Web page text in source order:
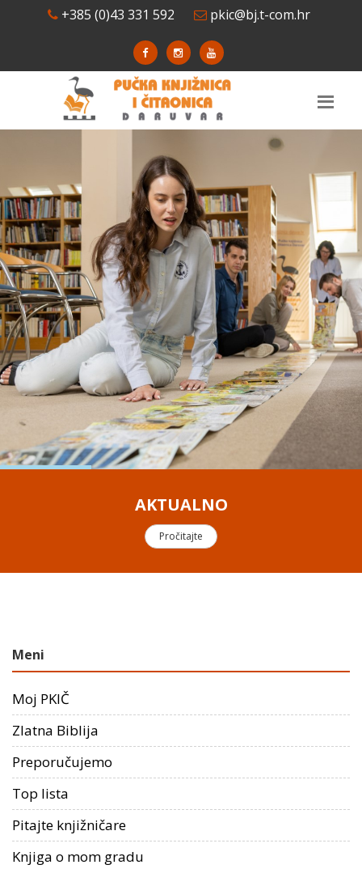
+385 (0)43 331 592 pkic@bj.t-com.hr
AKTUALNO
Pročitajte
Meni
Moj PKIČ
Zlatna Biblija
Preporučujemo
Top lista
Pitajte knjižničare
Knjiga o mom gradu